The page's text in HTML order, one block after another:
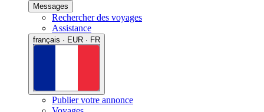
Messages
Rechercher des voyages
Assistance
français · EUR · FR
Publier votre annonce